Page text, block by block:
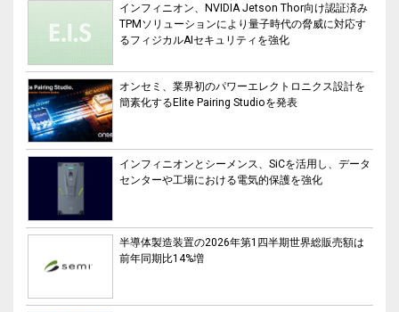
インフィニオン、NVIDIA Jetson Thor向け認証済み
TPMソリューションにより量子時代の脅威に対応す
るフィジカルAIセキュリティを強化
オンセミ、業界初のパワーエレクトロニクス設計を
簡素化するElite Pairing Studioを発表
インフィニオンとシーメンス、SiCを活用し、データ
センターや工場における電気的保護を強化
半導体製造装置の2026年第1四半期世界総販売額は
前年同期比14%増